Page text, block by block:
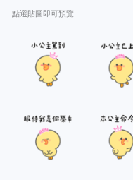
點選貼圖即可預覽